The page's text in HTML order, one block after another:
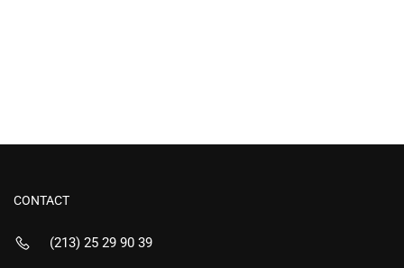
CONTACT
(213) 25 29 90 39